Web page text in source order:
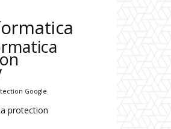
Google
protection